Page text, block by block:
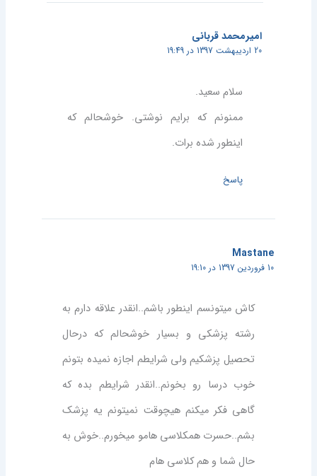
امیرمحمد قربانی
20 اردیبهشت 1397 در 19:49
سلام سعید.
ممنونم که برایم نوشتی. خوشحالم که
اینطور شده برات.
پاسخ
Mastane
10 فروردین 1397 در 19:10
کاش میتونسم اینطور باشم..انقدر علاقه دارم به
رشته پزشکی و بسیار خوشحالم که درحال
تحصیل پزشکیم ولی شرایطم اجازه نمیده بتونم
خوب درسا رو بخونم..انقدر شرایطم بده که
گاهی فکر میکنم هیچوقت نمیتونم یه پزشک
بشم..حسرت همکلاسی هامو میخورم..خوش به
حال شما و هم کلاسی هام